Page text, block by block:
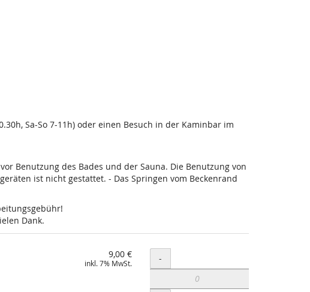
Sa-So 7-11h) oder einen Besuch in der Kaminbar im
Benutzung des Bades und der Sauna. Die Benutzung von
ist nicht gestattet. - Das Springen vom Beckenrand
Dank.
9,00 €
inkl. 7% MwSt. Menge
-